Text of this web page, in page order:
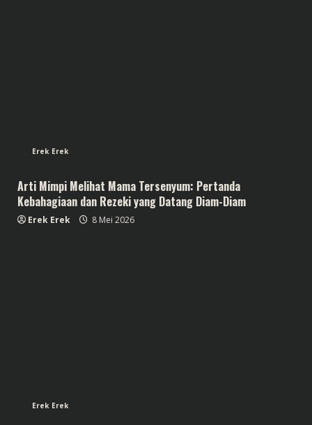
Erek Erek
Arti Mimpi Melihat Mama Tersenyum: Pertanda
Kebahagiaan dan Rezeki yang Datang Diam-Diam
Erek Erek 8 Mei 2026
Erek Erek